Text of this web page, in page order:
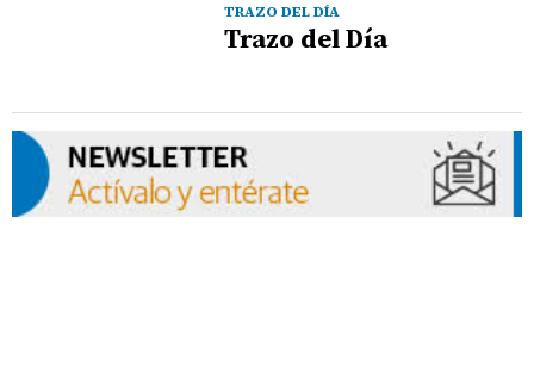
TRAZO DEL DÍA
Trazo del Día